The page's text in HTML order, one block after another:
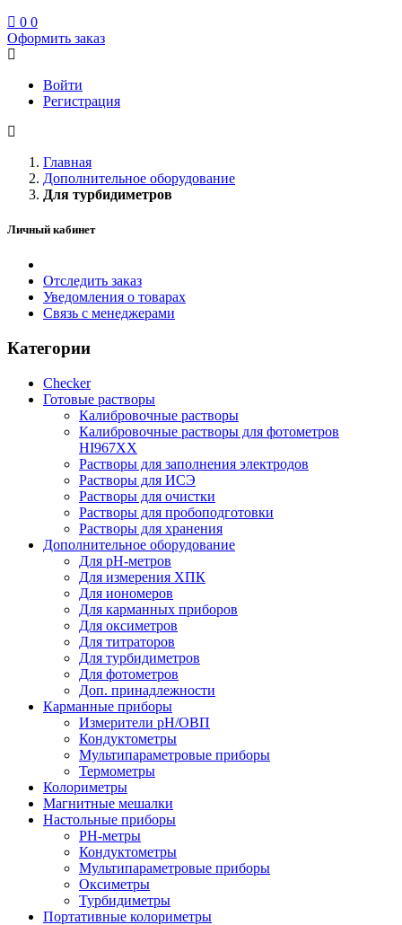
0 0
Оформить заказ
Войти
Регистрация
Главная
Дополнительное оборудование
Для турбидиметров
Личный кабинет
Отследить заказ
Уведомления о товарах
Связь с менеджерами
Категории
Checker
Готовые растворы
Калибровочные растворы
Калибровочные растворы для фотометров
HI967ХХ
Растворы для заполнения электродов
Растворы для ИСЭ
Растворы для очистки
Растворы для пробоподготовки
Растворы для хранения
Дополнительное оборудование
Для pH-метров
Для измерения ХПК
Для иономеров
Для карманных приборов
Для оксиметров
Для титраторов
Для турбидиметров
Для фотометров
Доп. принадлежности
Карманные приборы
Измерители pH/ОВП
Кондуктометры
Мультипараметровые приборы
Термометры
Колориметры
Магнитные мешалки
Настольные приборы
PH-метры
Кондуктометры
Мультипараметровые приборы
Оксиметры
Турбидиметры
Портативные колориметры